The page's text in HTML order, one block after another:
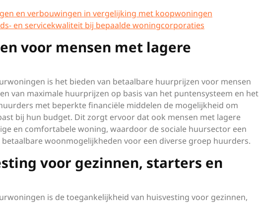
en verbouwingen in vergelijking met koopwoningen
en servicekwaliteit bij bepaalde woningcorporaties
voor mensen met lagere
is het bieden van betaalbare huurprijzen voor mensen
van maximale huurprijzen op basis van het puntensysteem en het
met beperkte financiële middelen de mogelijkheid om
bij hun budget. Dit zorgt ervoor dat ook mensen met lagere
en comfortabele woning, waardoor de sociale huursector een
woonmogelijkheden voor een diverse groep huurders.
voor gezinnen, starters en
is de toegankelijkheid van huisvesting voor gezinnen,